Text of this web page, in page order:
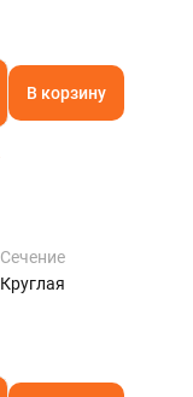
В корзину
Сечение
Круглая